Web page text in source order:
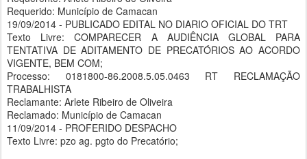
Requerido: Município de Camacan
19/09/2014 - PUBLICADO EDITAL NO DIARIO OFICIAL DO TRT
Texto Livre: COMPARECER A AUDIÊNCIA GLOBAL PARA
TENTATIVA DE ADITAMENTO DE PRECATÓRIOS AO ACORDO
VIGENTE, BEM COM;
Processo: 0181800-86.2008.5.05.0463 RT RECLAMAÇÃO
TRABALHISTA
Reclamante: Arlete Ribeiro de Oliveira
Reclamado: Município de Camacan
11/09/2014 - PROFERIDO DESPACHO
Texto Livre: pzo ag. pgto do Precatório;